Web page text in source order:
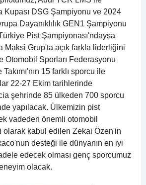
Kupası DSG Şampiyonu ve 2024
Dayanıklılık GEN1 Şampiyonu
Pist Şampiyonası'ndaysa
Maksi Grup'ta açık farkla liderliğini
Otomobil Sporları Federasyonu
15 farklı sporcu ile
22-27 Ekim tarihlerinde
şehrinde 85 ülkeden 700 sporcu
yapılacak. Ülkemizin pist
vadeden önemli otomobil
olarak kabul edilen Zekai Özen'in
desteği ile dünyanın en iyi
edecek olması genç sporcumuz
olacak.